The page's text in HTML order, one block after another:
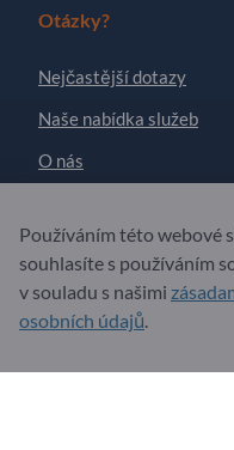
Otázky?
Nejčastější dotazy
Naše nabídka služeb
O nás
Exportpages
Exportpages
Používáním této webové
souhlasíte s používáním
v souladu s našimi
osobních údajů.